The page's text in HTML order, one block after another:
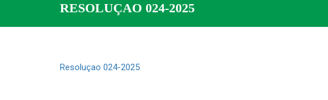
RESOLUÇAO 024-2025
Resoluçao 024-2025